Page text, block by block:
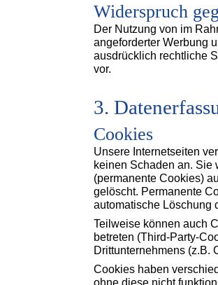
Widerspruch
Der Nutzung von im
angeforderter Werbung
ausdrücklich rechtliche
vor.
3.
Cookies
Unsere Internetseiten
keinen Schaden an. Sie
(permanente Cookies)
gelöscht. Permanente
automatische Löschung
Teilweise können auch
betreten (Third-Party-
Drittunternehmens (z.B.
Cookies haben
ohne diese nicht